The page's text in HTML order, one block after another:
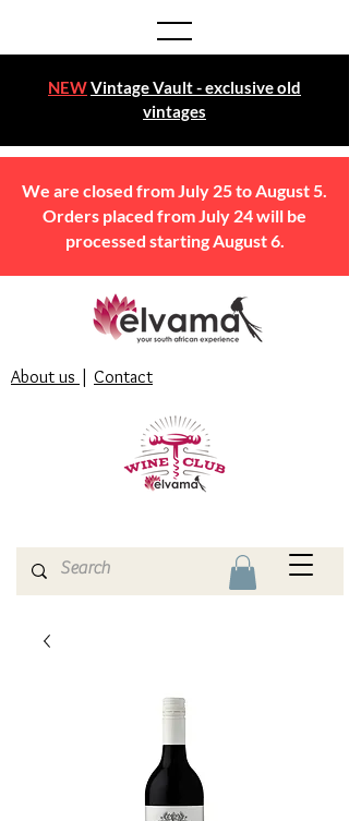
NEWVintage Vault - exclusive old
vintages
About us | Contact
We are closed from July 25 to August 5.
Orders placed from July 24 will be
processed starting August 6.